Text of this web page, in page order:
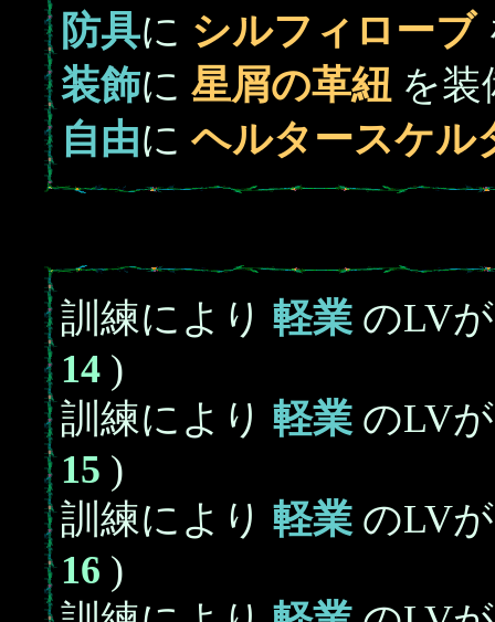
防具に シルフィローブ
装飾に 星屑の革紐を装
自由に ヘルタースケル
訓練により 軽業のLV
14 )
訓練により 軽業のLV
15 )
訓練により 軽業のLV
16 )